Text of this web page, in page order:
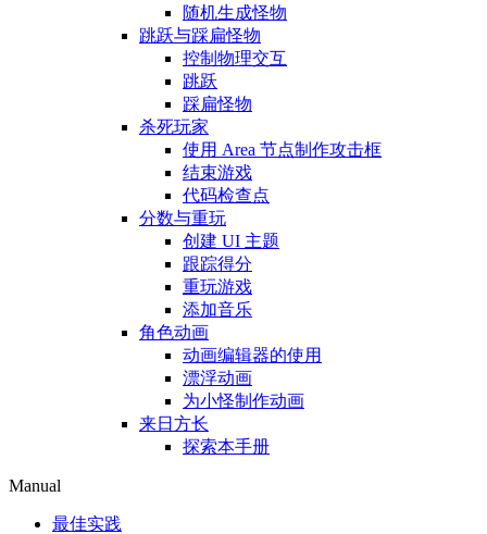
随机生成怪物
跳跃与踩扁怪物
控制物理交互
跳跃
踩扁怪物
杀死玩家
使用 Area 节点制作攻击框
结束游戏
代码检查点
分数与重玩
创建 UI 主题
跟踪得分
重玩游戏
添加音乐
角色动画
动画编辑器的使用
漂浮动画
为小怪制作动画
来日方长
探索本手册
Manual
最佳实践